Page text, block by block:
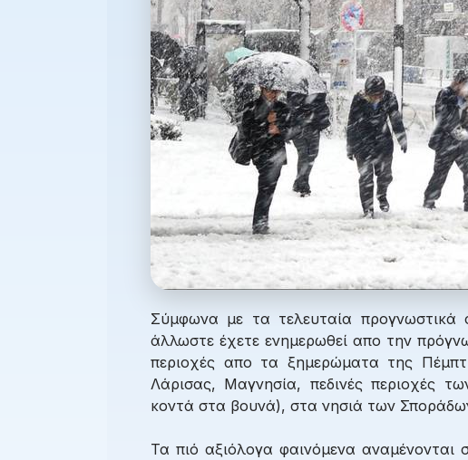
Σύμφωνα με τα τελευταία προγνωστικά
άλλωστε έχετε ενημερωθεί απο την
περιοχές απο τα ξημερώματα της
Λάρισας, Μαγνησία, πεδινές περιοχές
κοντά στα βουνά), στα νησιά των Σποράδων
Τα πιό αξιόλογα φαινόμενα αναμένονται